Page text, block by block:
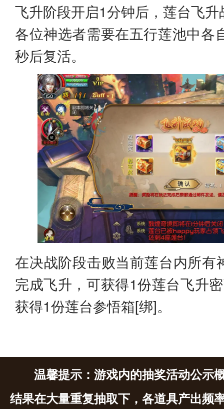
飞升阶段开启1分钟后，莲台飞升
各位神选者需要在五行莲池中各
秒后复活。
在决战阶段击败当前莲台内所有
完成飞升，可获得1份莲台飞升
获得1份莲台参悟箱[绑]。
温馨提示：游戏内的抽奖活动公示
结果在大量重复抽取下，各道具产出频